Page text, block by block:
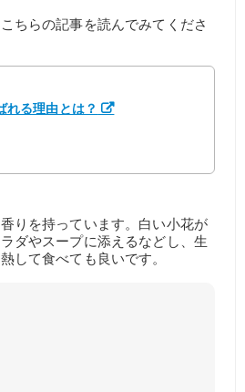
ちらの記事を読んでみてくださ
れる理由とは？
りを持っています。白い小花が
ダやスープに添えるなどし、生
して食べても良いです。